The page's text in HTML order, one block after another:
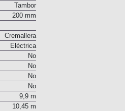
Tambor
200 mm
Cremallera
Eléctrica
No
No
No
No
9,9 m
10,45 m